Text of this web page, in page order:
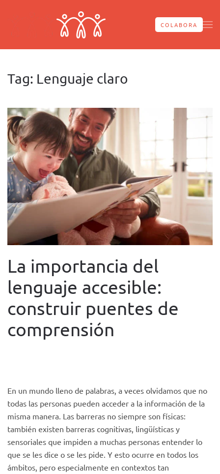
Skip to main content COLABORA
Tag: Lenguaje claro
La importancia del
lenguaje accesible:
construir puentes de
comprensión
En un mundo lleno de palabras, a veces olvidamos que no
todas las personas pueden acceder a la información de la
misma manera. Las barreras no siempre son físicas:
también existen barreras cognitivas, lingüísticas y
sensoriales que impiden a muchas personas entender lo
que se les dice o se les pide. Y esto ocurre en todos los
ámbitos, pero especialmente en contextos tan